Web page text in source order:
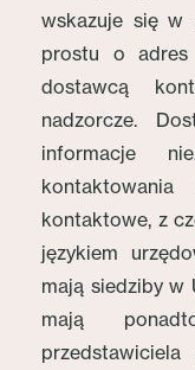
wskazuje się
prostu o
dostawcą
nadzorcze.
informacje
kontaktowe, z
językiem
mają siedziby w
mają